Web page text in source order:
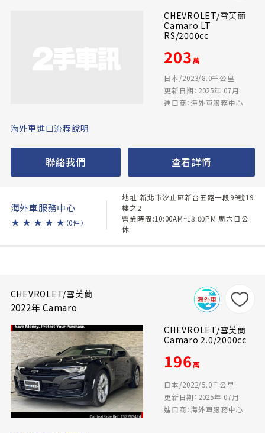
CHEVROLET/雪芙蘭
Camaro LT
RS/2000cc
203萬
日本/2023/8.0千公里
更新日期：2025年 07月
進口商：海外車服務中心
海外車進口流程說明
聯絡我們 查看詳情
海外車服務中心
★ ★ ★ ★ ★ （0件）
地址:新北市汐止區新台五路一段99號19
樓之2
營業時間:10:00AM~18:00PM 周六日公
休
CHEVROLET/雪芙蘭
2022年 Camaro
CHEVROLET/雪芙蘭
Camaro 2.0/2000cc
196萬
日本/2022/5.0千公里
更新日期：2025年 07月
進口商：海外車服務中心